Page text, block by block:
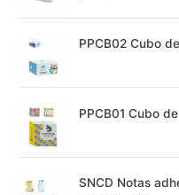
PPCB02 Cubo
PPCB01 Cubo
SNCD Notas